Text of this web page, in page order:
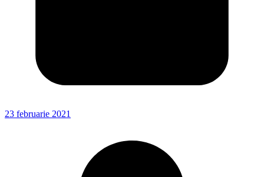
23 februarie 2021